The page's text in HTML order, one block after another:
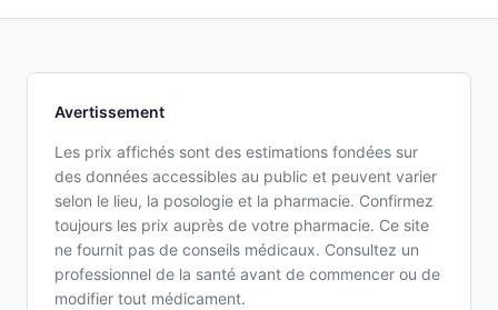
Avertissement
Les prix affichés sont des estimations fondées sur
des données accessibles au public et peuvent varier
selon le lieu, la posologie et la pharmacie. Confirmez
toujours les prix auprès de votre pharmacie. Ce site
ne fournit pas de conseils médicaux. Consultez un
professionnel de la santé avant de commencer ou de
modifier tout médicament.